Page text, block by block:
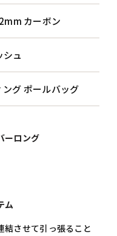
カーボン
シュ
ング ポールバッグ
ーロング
ム
結させて引っ張ること